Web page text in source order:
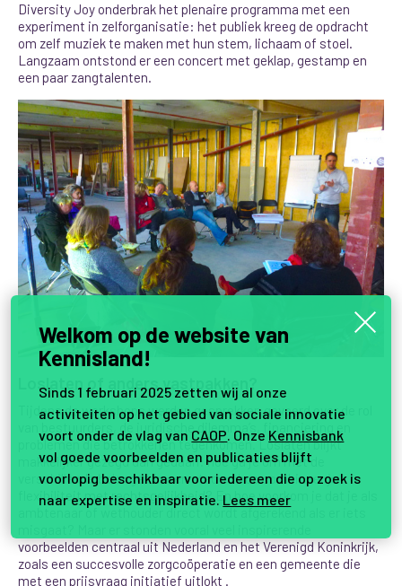
Diversity Joy onderbrak het plenaire programma met een
experiment in zelforganisatie: het publiek kreeg de opdracht
om zelf muziek te maken met hun stem, lichaam of stoel.
Langzaam ontstond er een concert met geklap, gestamp en
een paar zangtalenten.
Loslaten of anders vastpakken?
Tijdens de workshops werden gesprekken gevoerd over de rol
van bestuurders, de juridische dilemma’s, financiering en
problemen die betrokkenen tegenkomen. Loslaten blijkt
makkelijker gezegd dan gedaan: hoe ga je om met de
verschillende belangen in een stad en hoe combineer je
flexibiliteit met rechtsgelijkheid? En hoe voorkom je dat je als
ambtenaar of wethouder direct wordt afgerekend als er iets
voorbeelden centraal uit Nederland en het Verenigd Koninkrijk,
zoals een succesvolle zorgcoöperatie en een gemeente die
met een prijsvraag initiatief uitlokt .
Welkom op de website van
Kennisland!
Sinds 1 februari 2025 zetten wij al onze
activiteiten op het gebied van sociale innovatie
voort onder de vlag van CAOP . Onze Kennisbank
vol goede voorbeelden en publicaties blijft
voorlopig beschikbaar voor iedereen die op zoek is
naar expertise en inspiratie. Lees meer